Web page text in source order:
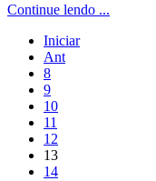
Continue lendo ...
Iniciar
Ant
8
9
10
11
12
13
14